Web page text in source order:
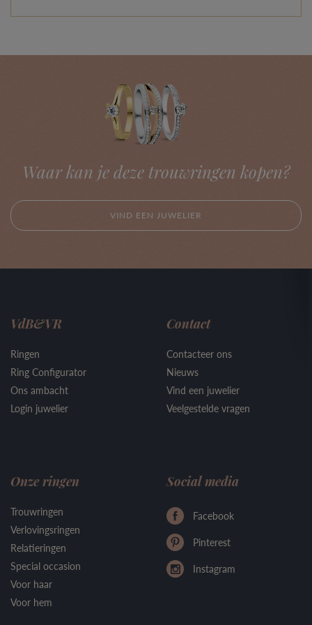
Waar kan je deze trouwringen kopen?
VIND EEN JUWELIER
VdB&VR
Ringen
Ring Configurator
Ons ambacht
Login juwelier
Contact
Contacteer ons
Nieuws
Vind een juwelier
Veelgestelde vragen
Onze ringen
Trouwringen
Verlovingsringen
Relatieringen
Special occasion
Voor haar
Voor hem
Social media
Facebook
Pinterest
Instagram